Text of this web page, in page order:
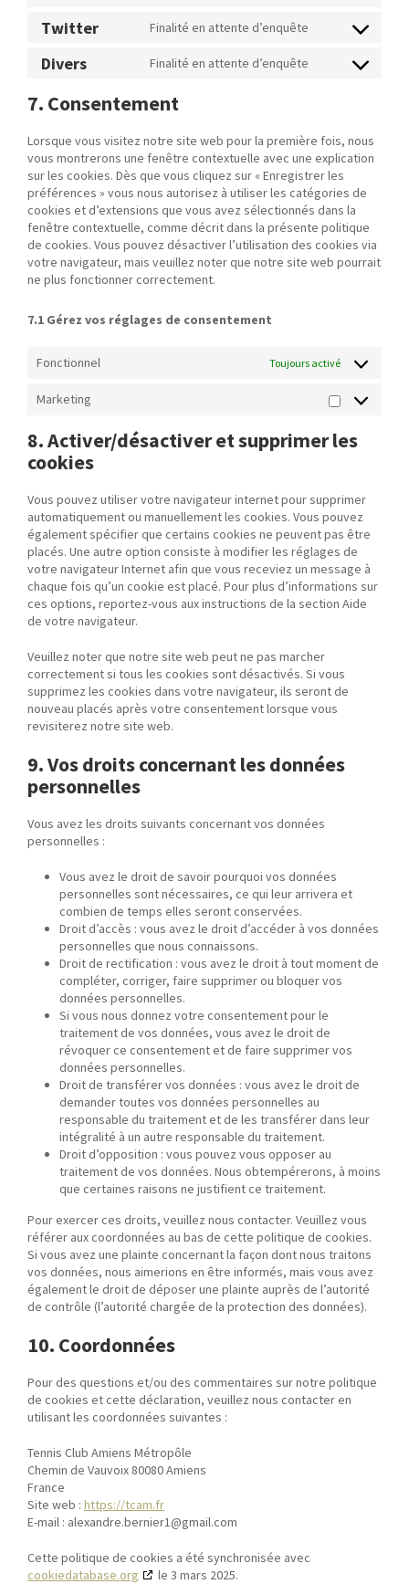
Twitter Finalité en attente d’enquête
Consent to
Divers Finalité en attente d’enquête
Consent to
7. Consentement
Lorsque vous visitez notre site web pour la première fois, nous
vous montrerons une fenêtre contextuelle avec une explication
sur les cookies. Dès que vous cliquez sur « Enregistrer les
préférences » vous nous autorisez à utiliser les catégories de
cookies et d’extensions que vous avez sélectionnés dans la
fenêtre contextuelle, comme décrit dans la présente politique
de cookies. Vous pouvez désactiver l’utilisation des cookies via
votre navigateur, mais veuillez noter que notre site web pourrait
ne plus fonctionner correctement.
7.1 Gérez vos réglages de consentement
Fonctionnel Toujours activé
Marketing
Marketing
8. Activer/désactiver et supprimer les
cookies
Vous pouvez utiliser votre navigateur internet pour supprimer
automatiquement ou manuellement les cookies. Vous pouvez
également spécifier que certains cookies ne peuvent pas être
placés. Une autre option consiste à modifier les réglages de
votre navigateur Internet afin que vous receviez un message à
chaque fois qu’un cookie est placé. Pour plus d’informations sur
ces options, reportez-vous aux instructions de la section Aide
de votre navigateur.
Veuillez noter que notre site web peut ne pas marcher
correctement si tous les cookies sont désactivés. Si vous
supprimez les cookies dans votre navigateur, ils seront de
nouveau placés après votre consentement lorsque vous
revisiterez notre site web.
9. Vos droits concernant les données
personnelles
Vous avez les droits suivants concernant vos données
personnelles :
Vous avez le droit de savoir pourquoi vos données
personnelles sont nécessaires, ce qui leur arrivera et
combien de temps elles seront conservées.
Droit d’accès : vous avez le droit d’accéder à vos données
personnelles que nous connaissons.
Droit de rectification : vous avez le droit à tout moment de
compléter, corriger, faire supprimer ou bloquer vos
données personnelles.
Si vous nous donnez votre consentement pour le
traitement de vos données, vous avez le droit de
révoquer ce consentement et de faire supprimer vos
données personnelles.
Droit de transférer vos données : vous avez le droit de
demander toutes vos données personnelles au
responsable du traitement et de les transférer dans leur
intégralité à un autre responsable du traitement.
Droit d’opposition : vous pouvez vous opposer au
traitement de vos données. Nous obtempérerons, à moins
que certaines raisons ne justifient ce traitement.
Pour exercer ces droits, veuillez nous contacter. Veuillez vous
référer aux coordonnées au bas de cette politique de cookies.
Si vous avez une plainte concernant la façon dont nous traitons
vos données, nous aimerions en être informés, mais vous avez
également le droit de déposer une plainte auprès de l’autorité
de contrôle (l’autorité chargée de la protection des données).
10. Coordonnées
Pour des questions et/ou des commentaires sur notre politique
de cookies et cette déclaration, veuillez nous contacter en
utilisant les coordonnées suivantes :
Tennis Club Amiens Métropôle
Chemin de Vauvoix 80080 Amiens
France
Site web : https://tcam.fr
E-mail : alexandre.bernier1@gmail.com
Cette politique de cookies a été synchronisée avec
cookiedatabase.org
le 3 mars 2025.